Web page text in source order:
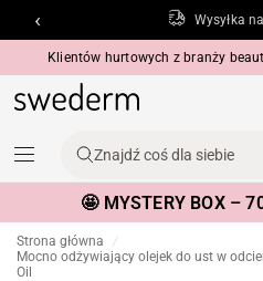
‹ Butikowe
Klientów hurtowych z branży
Znajdź coś dla siebie
🤩 MYSTERY BOX –
Strona główna
/
Mocno odżywiający olejek do ust w
Oil